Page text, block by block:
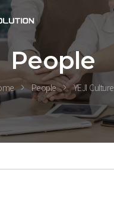
People
People YEJI Culture